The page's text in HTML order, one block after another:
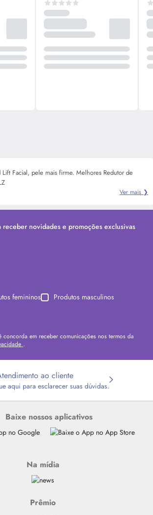
Facial, pele mais firme. Melhores Redutor de
Ver mais ❯
receber novidades e promoções exclusivas
femininos Produtos masculinos
concorda em receber comunicações nos termos da
.
ao cliente
aqui para esclarecer suas dúvidas.
Baixe nossos aplicativos
Na mídia
Prêmio